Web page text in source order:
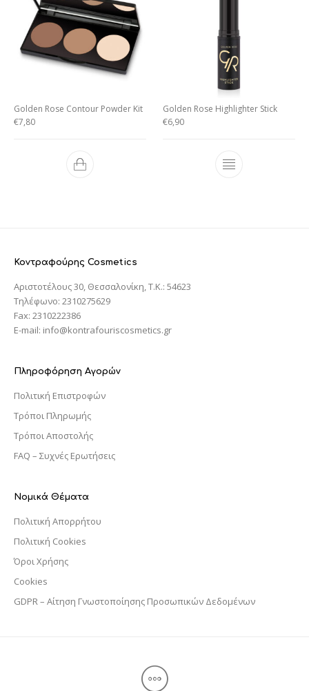
Golden Rose Contour Powder Kit
€7,80
Golden Rose Highlighter Stick
€6,90
Κοντραφούρης Cosmetics
Αριστοτέλους 30, Θεσσαλονίκη, T.K.: 54623
Τηλέφωνο: 2310275629
Fax: 2310222386
E-mail: info@kontrafouriscosmetics.gr
Πληροφόρηση Αγορών
Πολιτική Επιστροφών
Τρόποι Πληρωμής
Τρόποι Αποστολής
FAQ – Συχνές Ερωτήσεις
Νομικά Θέματα
Πολιτική Απορρήτου
Πολιτική Cookies
Όροι Χρήσης
Cookies
GDPR – Αίτηση Γνωστοποίησης Προσωπικών Δεδομένων